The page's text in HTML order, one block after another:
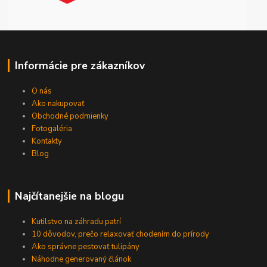
Informácie pre zákazníkov
O nás
Ako nakupovať
Obchodné podmienky
Fotogaléria
Kontakty
Blog
Najčítanejšie na blogu
Kutilstvo na záhradu patrí
10 dôvodov, prečo relaxovať chodením do prírody
Ako správne pestovať tulipány
Náhodne generovaný článok